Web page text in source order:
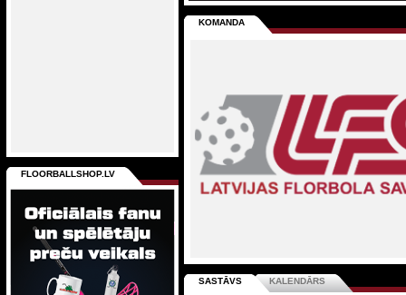
KOMANDA
SASTĀVS KALENDĀRS
FLOORBALLSHOP.LV